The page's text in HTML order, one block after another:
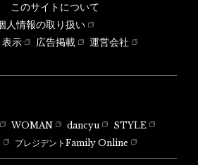
このサイトについて
人情報の取り扱い
表示
広告掲載
運営会社
WOMAN dancyu
STYLE
プレジデントFamily Online